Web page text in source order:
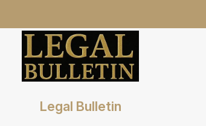
Legal Bulletin